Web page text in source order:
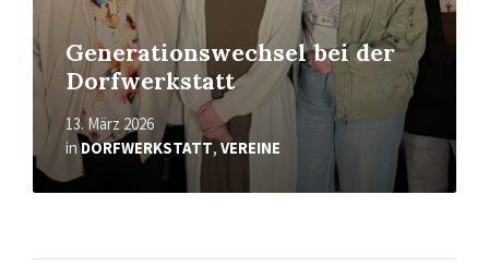
Generationswechsel bei der
Dorfwerkstatt
13. März 2026
inDORFWERKSTATT,VEREINE